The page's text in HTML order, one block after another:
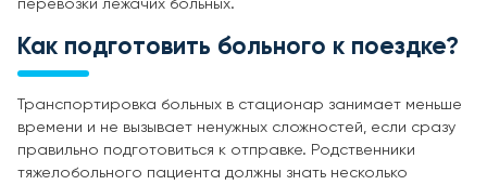
перевозки лежачих больных.
Как подготовить больного к поездке?
Транспортировка больных в стационар занимает меньше
времени и не вызывает ненужных сложностей, если сразу
правильно подготовиться к отправке. Родственники
тяжелобольного пациента должны знать несколько